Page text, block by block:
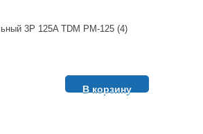
3P 125A TDM РМ-125 (4)
В корзину